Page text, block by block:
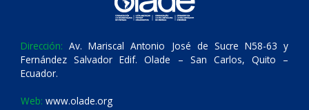
Dirección: Av. Mariscal Antonio José de Sucre N58-63 y
Fernández Salvador Edif. Olade – San Carlos, Quito –
Ecuador.
Web: www.olade.org